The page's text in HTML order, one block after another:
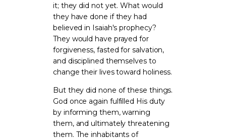
it; they did not yet. What would
they have done if they had
believed in Isaiah's prophecy?
They would have prayed for
forgiveness, fasted for salvation,
and disciplined themselves to
change their lives toward holiness.
But they did none of these things.
God once again fulfilled His duty
by informing them, warning
them, and ultimately threatening
them. The inhabitants of